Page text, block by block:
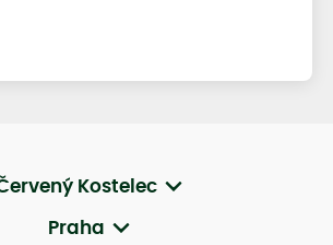
Kostelec
Praha